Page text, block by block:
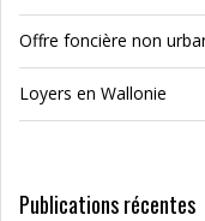
Offre foncière non
Loyers en Wallonie
Publications récentes